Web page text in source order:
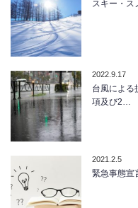
スキー・
2022.9.17
台風による
項及び2…
2021.2.5
緊急事態宣